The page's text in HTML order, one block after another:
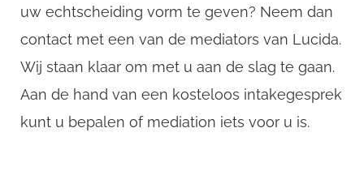
uw echtscheiding vorm te geven? Neem dan
contact met een van de mediators van Lucida.
Wij staan klaar om met u aan de slag te gaan.
Aan de hand van een kosteloos intakegesprek
kunt u bepalen of mediation iets voor u is.